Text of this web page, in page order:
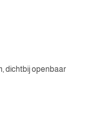
dichtbij openbaar